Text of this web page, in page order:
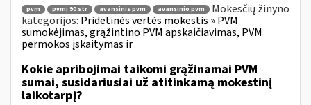
pvm pvmį 90 str avansinis pvm avansinio pvm
Mokesčių žinyno
kategorijos: Pridėtinės vertės mokestis » PVM
sumokėjimas, grąžintino PVM apskaičiavimas, PVM
permokos įskaitymas ir
Kokie apribojimai taikomi grąžinamai PVM
sumai, susidariusiai už atitinkamą mokestinį
laikotarpį?